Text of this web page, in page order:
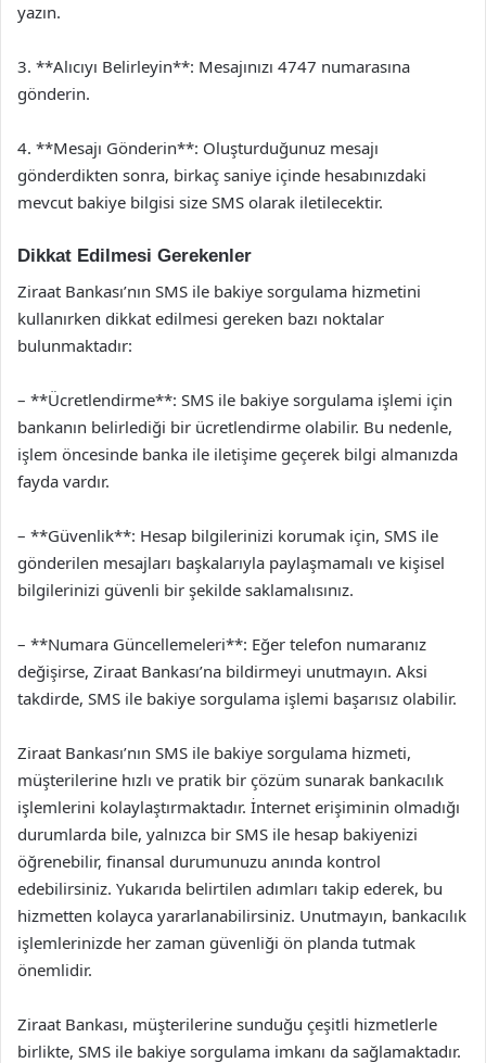
yazın.
3. **Alıcıyı Belirleyin**: Mesajınızı 4747 numarasına
gönderin.
4. **Mesajı Gönderin**: Oluşturduğunuz mesajı
gönderdikten sonra, birkaç saniye içinde hesabınızdaki
mevcut bakiye bilgisi size SMS olarak iletilecektir.
Dikkat Edilmesi Gerekenler
Ziraat Bankası’nın SMS ile bakiye sorgulama hizmetini
kullanırken dikkat edilmesi gereken bazı noktalar
bulunmaktadır:
– **Ücretlendirme**: SMS ile bakiye sorgulama işlemi için
bankanın belirlediği bir ücretlendirme olabilir. Bu nedenle,
işlem öncesinde banka ile iletişime geçerek bilgi almanızda
fayda vardır.
– **Güvenlik**: Hesap bilgilerinizi korumak için, SMS ile
gönderilen mesajları başkalarıyla paylaşmamalı ve kişisel
bilgilerinizi güvenli bir şekilde saklamalısınız.
– **Numara Güncellemeleri**: Eğer telefon numaranız
değişirse, Ziraat Bankası’na bildirmeyi unutmayın. Aksi
takdirde, SMS ile bakiye sorgulama işlemi başarısız olabilir.
Ziraat Bankası’nın SMS ile bakiye sorgulama hizmeti,
müşterilerine hızlı ve pratik bir çözüm sunarak bankacılık
işlemlerini kolaylaştırmaktadır. İnternet erişiminin olmadığı
durumlarda bile, yalnızca bir SMS ile hesap bakiyenizi
öğrenebilir, finansal durumunuzu anında kontrol
edebilirsiniz. Yukarıda belirtilen adımları takip ederek, bu
hizmetten kolayca yararlanabilirsiniz. Unutmayın, bankacılık
işlemlerinizde her zaman güvenliği ön planda tutmak
önemlidir.
Ziraat Bankası, müşterilerine sunduğu çeşitli hizmetlerle
birlikte, SMS ile bakiye sorgulama imkanı da sağlamaktadır.